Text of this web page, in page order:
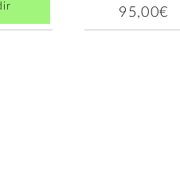
95,00€